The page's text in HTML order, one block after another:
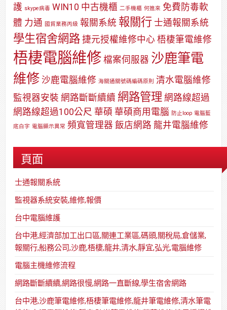
護 skype病毒 WIN10 中古機櫃 二手機櫃 何進來 免費防毒軟
體 力通 國貿業務丙級 報關系統 報關行 士通報關系統
學生宿舍網路 捷元授權維修中心 梧棲筆電維修
梧棲電腦維修 檔案伺服器 沙鹿筆電
維修 沙鹿電腦維修 海關通關號碼編碼原則 清水電腦維修
監視器安裝 網路斷斷續續 網路管理 網路線超過
網路線超過100公尺 華碩 華碩商用電腦 防止loop 電腦藍
底白字 電腦顯示異常 頻寬管理器 飯店網路 龍井電腦維修
頁面
士通報關系統
監視器系統安裝,維修,報價
台中電腦維護
台中港,經濟部加工出口區,關連工業區,碼頭,關稅局,倉儲業,
報關行,船務公司,沙鹿,梧棲,龍井,清水,靜宜,弘光,電腦維修
電腦主機維修流程
網路斷斷續續,網路很慢,網路一直斷線,學生宿舍網路
台中港,沙鹿筆電維修,梧棲筆電維修,龍井筆電維修,清水筆電